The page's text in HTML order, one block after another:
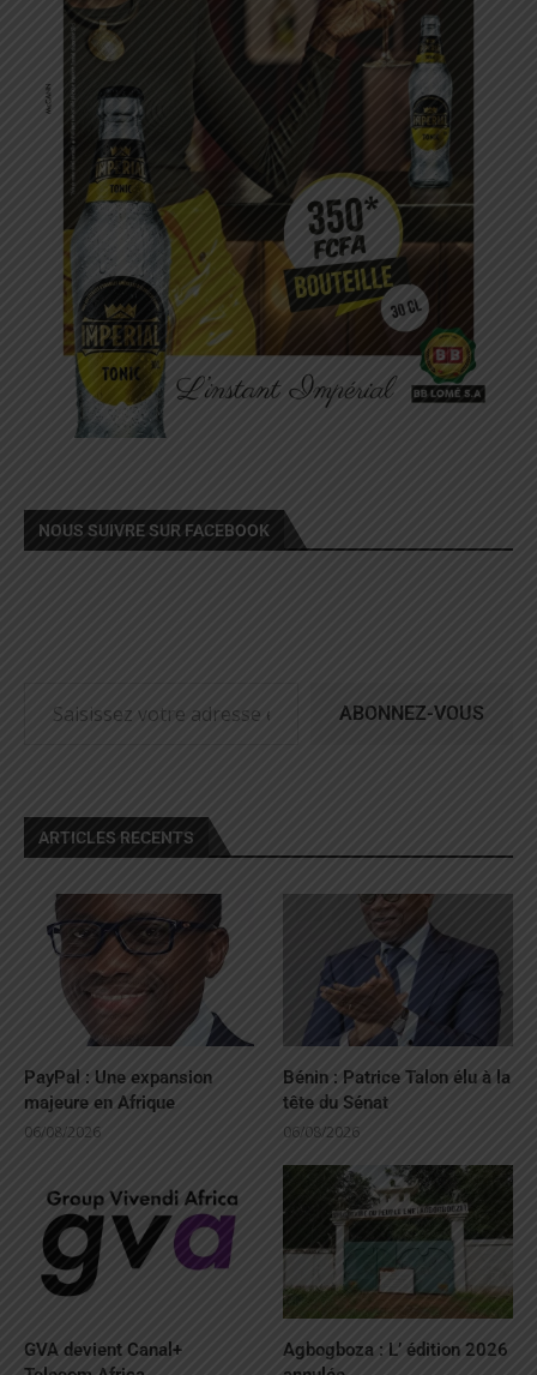
NOUS SUIVRE SUR FACEBOOK
ABONNEZ-VOUS
ARTICLES RECENTS
PayPal : Une expansion
majeure en Afrique
06/08/2026
Bénin : Patrice Talon élu à la
tête du Sénat
06/08/2026
GVA devient Canal+
Agbogboza : L’ édition 2026